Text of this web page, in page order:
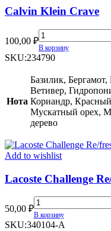
Calvin Klein Crave
100,00 ₽
Calvin
Klein
Crave
В корзину
SKU:234790
Нота
Базилик,
Ветивер,
Кориандр, Красный
Мускатный орех,
дерево
Add to wishlist
Lacoste Challenge
50,00 ₽
Lacoste
Challenge
Re/fresh
В корзину
SKU:340104-A